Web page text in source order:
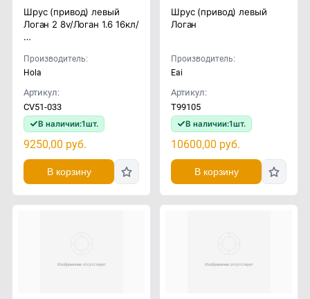
Шрус (привод) левый
Логан 2 8v/Логан 1.6 16кл/
…
Производитель:
Hola
Артикул:
CV51-033
В наличии:1шт.
9250,00 руб.
В корзину
Шрус (привод) левый
Логан
Производитель:
Eai
Артикул:
T99105
В наличии:1шт.
10600,00 руб.
В корзину